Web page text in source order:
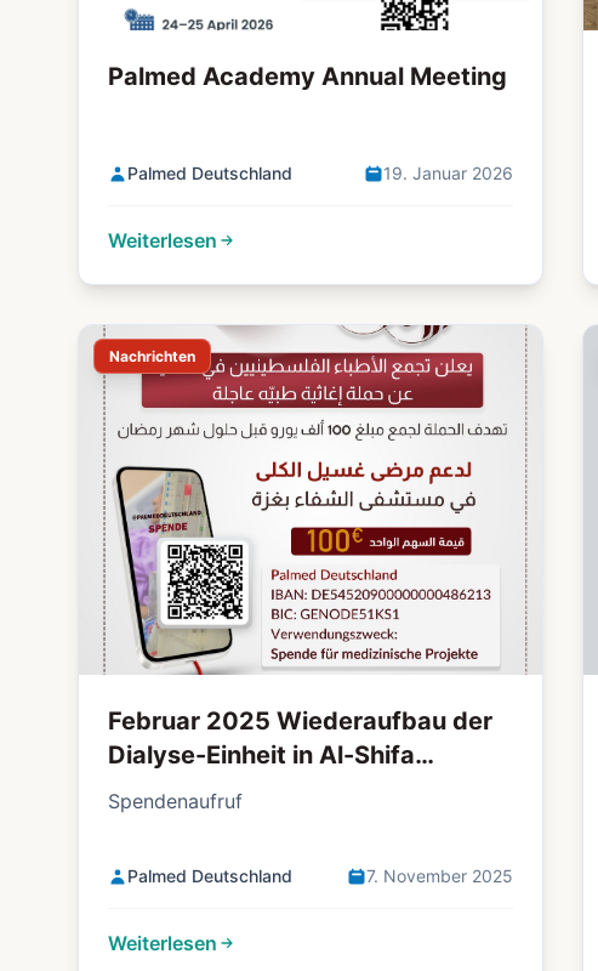
Palmed Academy Annual Meeting
Palmed Deutschland 19. Januar 2026
Weiterlesen
Nachrichten
Februar 2025 Wiederaufbau der
Dialyse-Einheit in Al-Shifa
Krankenhaus in Gaza
Spendenaufruf
Palmed Deutschland 7. November 2025
Weiterlesen